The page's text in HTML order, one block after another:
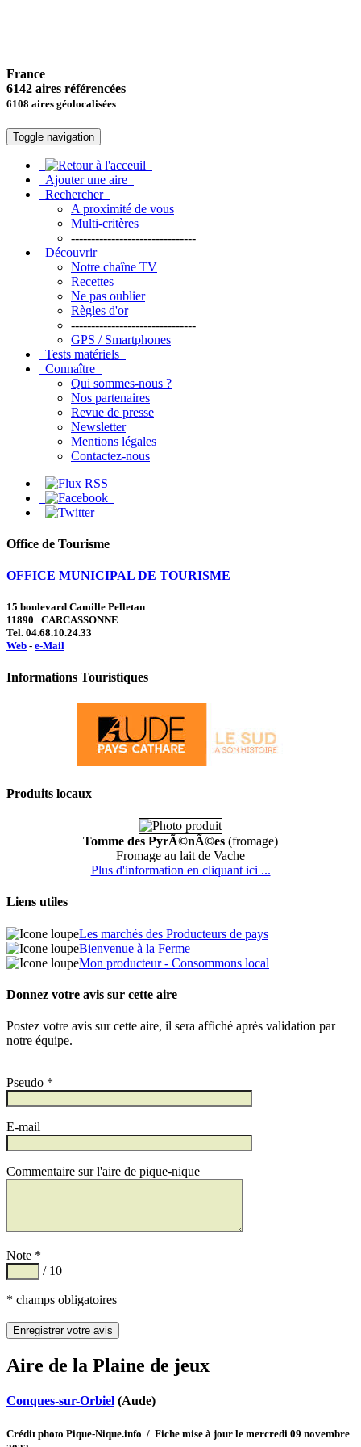
France
6142 aires référencées
6108 aires géolocalisées
Toggle navigation
Ajouter une aire
Rechercher
A proximité de vous
Multi-critères
-------------------------------
Découvrir
Notre chaîne TV
Recettes
Ne pas oublier
Règles d'or
-------------------------------
GPS / Smartphones
Tests matériels
Connaître
Qui sommes-nous ?
Nos partenaires
Revue de presse
Newsletter
Mentions légales
Contactez-nous
Office de Tourisme
OFFICE MUNICIPAL DE TOURISME
15 boulevard Camille Pelletan
11890 CARCASSONNE
Tel. 04.68.10.24.33
Web - e-Mail
Informations Touristiques
Produits locaux
Tomme des PyrÃ©nÃ©es (fromage)
Fromage au lait de Vache
Plus d'information en cliquant ici ...
Liens utiles
Les marchés des Producteurs de pays
Bienvenue à la Ferme
Mon producteur - Consommons local
Donnez votre avis sur cette aire
Postez votre avis sur cette aire, il sera affiché après validation par
notre équipe.
Pseudo *
E-mail
Commentaire sur l'aire de pique-nique
Note *
/ 10
* champs obligatoires
Aire de la Plaine de jeux
Conques-sur-Orbiel (Aude)
Crédit photo Pique-Nique.info / Fiche mise à jour le mercredi 09 novembre